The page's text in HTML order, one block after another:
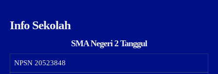
Info Sekolah
SMA Negeri 2 Tanggul
NPSN 20523848